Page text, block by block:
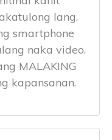
lang.
smartphone
naka video.
MALAKING
kapansanan.